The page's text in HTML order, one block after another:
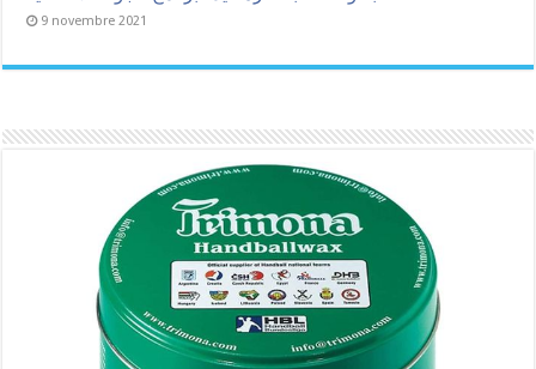
9 novembre 2021